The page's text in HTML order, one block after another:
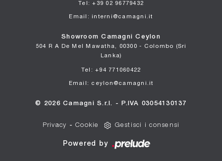
Tel: +39 02 96779432
Email: interni@camagni.it
Showroom Camagni Ceylon
504 R A De Mel Mawatha, 00300 - Colombo (Sri
Lanka)
Tel: +94 771060422
Email: ceylon@camagni.it
© 2026 Camagni S.r.l. - P.IVA 03054130137
Privacy -Cookie Gestisci i consensi
Powered by